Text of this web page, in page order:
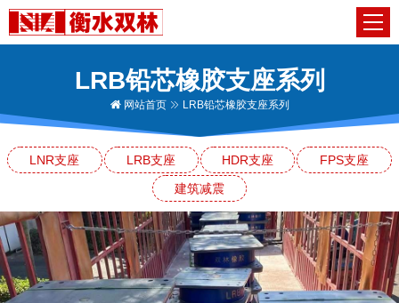
LRB铅芯橡胶支座系列
网站首页 LRB铅芯橡胶支座系列
LNR支座 LRB支座 HDR支座
FPS支座
建筑减震